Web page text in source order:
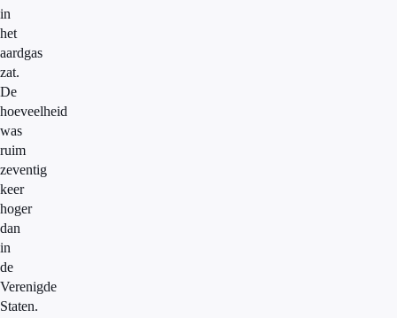
in
het
aardgas
zat.
De
hoeveelheid
was
ruim
zeventig
keer
hoger
dan
in
de
Verenigde
Staten.